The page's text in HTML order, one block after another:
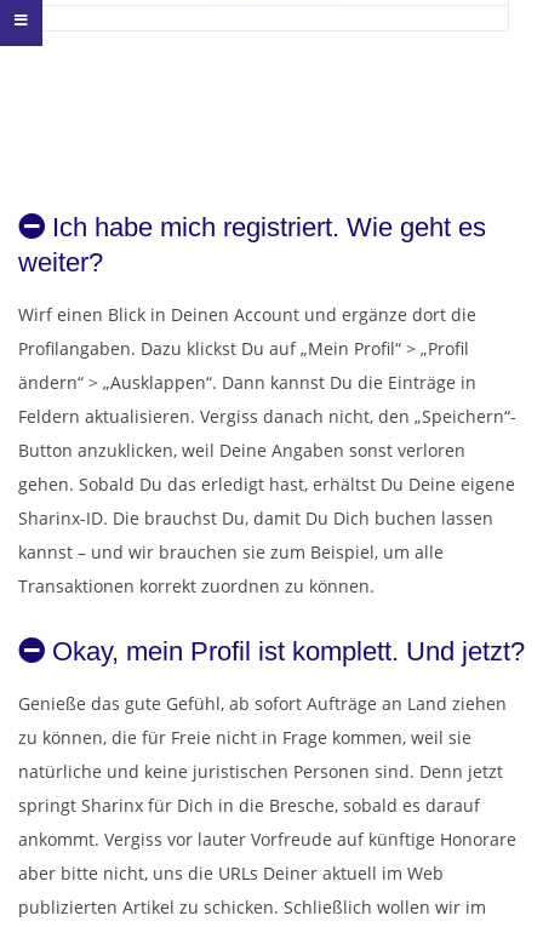
Ich habe mich registriert. Wie geht es
weiter?
Wirf einen Blick in Deinen Account und ergänze dort die
Profilangaben. Dazu klickst Du auf „Mein Profil“ > „Profil
ändern“ > „Ausklappen“. Dann kannst Du die Einträge in
Feldern aktualisieren. Vergiss danach nicht, den „Speichern“-
Button anzuklicken, weil Deine Angaben sonst verloren
gehen. Sobald Du das erledigt hast, erhältst Du Deine eigene
Sharinx-ID. Die brauchst Du, damit Du Dich buchen lassen
kannst – und wir brauchen sie zum Beispiel, um alle
Transaktionen korrekt zuordnen zu können.
Okay, mein Profil ist komplett. Und jetzt?
Genieße das gute Gefühl, ab sofort Aufträge an Land ziehen
zu können, die für Freie nicht in Frage kommen, weil sie
natürliche und keine juristischen Personen sind. Denn jetzt
springt Sharinx für Dich in die Bresche, sobald es darauf
ankommt. Vergiss vor lauter Vorfreude auf künftige Honorare
aber bitte nicht, uns die URLs Deiner aktuell im Web
publizierten Artikel zu schicken. Schließlich wollen wir im